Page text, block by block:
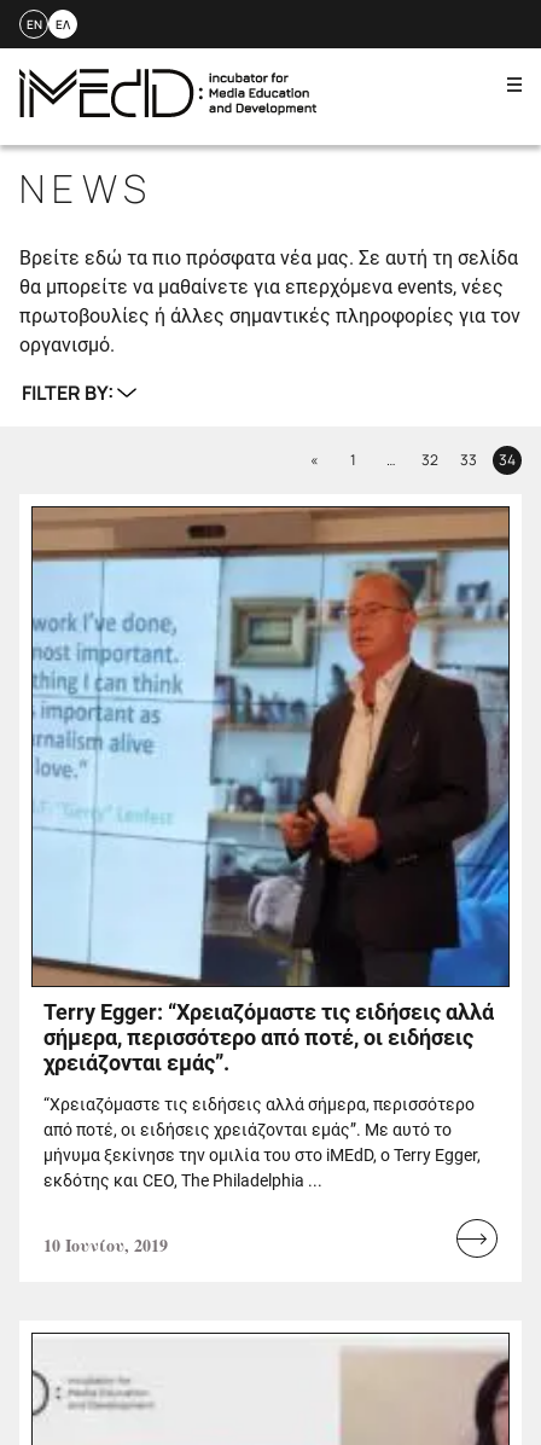
to
content
EN ΕΛ
NEWS
Βρείτε εδώ τα πιο πρόσφατα νέα μας. Σε αυτή τη σελίδα
θα μπορείτε να μαθαίνετε για επερχόμενα events, νέες
πρωτοβουλίες ή άλλες σημαντικές πληροφορίες για τον
οργανισμό.
FILTER BY:
«PreviousPage
1 … Page
32 Page
33 Page
34
Terry Egger: “Χρειαζόμαστε τις ειδήσεις αλλά
σήμερα, περισσότερο από ποτέ, οι ειδήσεις
χρειάζονται εμάς”.
“Χρειαζόμαστε τις ειδήσεις αλλά σήμερα, περισσότερο
από ποτέ, οι ειδήσεις χρειάζονται εμάς”. Με αυτό το
μήνυμα ξεκίνησε την ομιλία του στο iMEdD, ο Terry Egger,
εκδότης και CEO, The Philadelphia ...
10 Ιουνίου, 2019
Read